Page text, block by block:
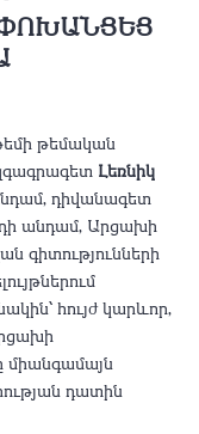
թեմական
Լեռնիկ
դիվանագետ
անդամ, Արցախի
գիտությունների
հույժ կարևոր,
միանգամայն
դատին